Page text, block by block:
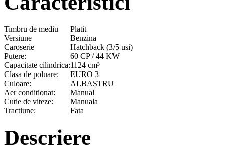
Timbru de mediu
Platit
Versiune
Benzina
Caroserie
Hatchback (3/5 usi)
Putere:
60 CP / 44 KW
Capacitate cilindrica:1124 cm³
Clasa de poluare:
EURO 3
Culoare:
ALBASTRU
Aer conditionat:
Manual
Cutie de viteze:
Manuala
Tractiune:
Fata
Descriere